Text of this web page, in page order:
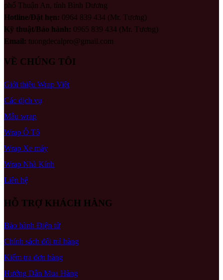
phố Thuận An, tỉnh Bình Dương
Hotline/Đặt hẹn: 0964 839 434 (Mr. Tương)
Kỹ thuật/Bảo hành: 0965 839 434 (Mr. Tương)
Email: tuongdecalpro@gmail.com
VỀ CHÚNG TÔI
Giới thiệu Wrap Việt
Các dịch vụ
Mẫu wrap
Wrap Ô Tô
Wrap Xe máy
Wrap Nhà Kính
Liên hệ
HỖ TRỢ KHÁCH HÀNG
Bảo hành Điện tử
Chính sách đổi trả hàng
Kiểm tra đơn hàng
Hướng Dẫn Mua Hàng